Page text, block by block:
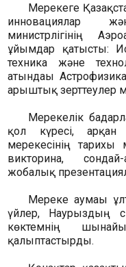
Мерекеге
инновациялар
министрлігінің
ұйымдар қатысты:
техника және
атындағы
ғарыштық зерттеулер
Мерекелік
қол күресі, арқан
мерекесінің тарихы
викторина,
жобалық
Мереке аумағы
үйлер, Наурыздың
көктемнің
қалыптастырды.